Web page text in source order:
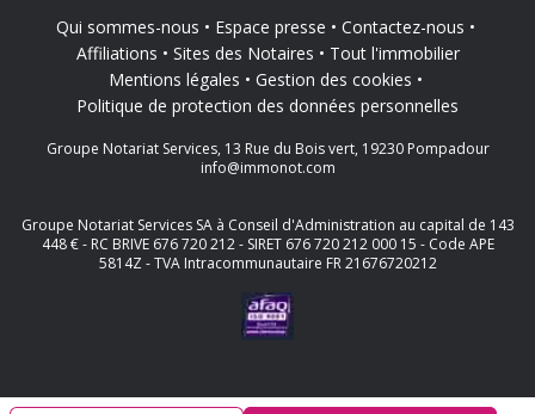
Qui sommes-nous Espace presse
Contactez-nous
Affiliations
Sites des Notaires
Tout l'immobilier
Mentions légales
Gestion des cookies
Politique de protection des données personnelles
Groupe Notariat Services, 13 Rue du Bois vert, 19230 Pompadour
info@immonot.com
Groupe Notariat Services SA à Conseil d'Administration au capital de 143
448 € - RC BRIVE 676 720 212 - SIRET 676 720 212 000 15 - Code APE
5814Z - TVA Intracommunautaire FR 21676720212